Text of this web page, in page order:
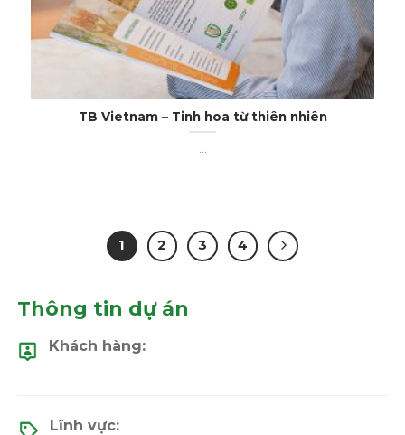
TB Vietnam – Tinh hoa từ thiên nhiên
1 2 3 4
Thông tin dự án
Khách hàng:
Lĩnh vực: